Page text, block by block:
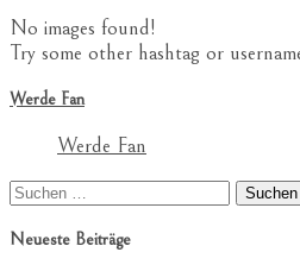
No images found!
Try some other hashtag or
Werde Fan
Werde Fan
Suchen
Neueste Beiträge